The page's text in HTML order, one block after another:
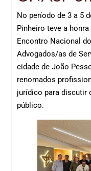
No período de 3 a 5
Pinheiro teve a
Encontro Nacional
Advogados/as de
cidade de João
renomados
jurídico para discutir
público.